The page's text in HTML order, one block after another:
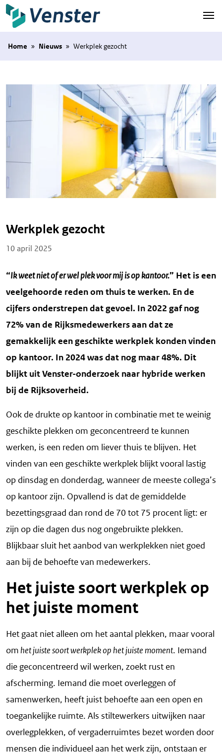
Naar hoofdinhoud
Home » Nieuws » Werkplek gezocht
Werkplek gezocht
Posted on
10 april 2025
“Ik weet niet of er wel plek voor mij is op kantoor.” Het is een
veelgehoorde reden om thuis te werken. En de
cijfers onderstrepen dat gevoel. In 2022 gaf nog
72% van de Rijksmedewerkers aan dat ze
gemakkelijk een geschikte werkplek konden vinden
op kantoor. In 2024 was dat nog maar 48%. Dit
blijkt uit Venster-onderzoek naar hybride werken
bij de Rijksoverheid.
Ook de drukte op kantoor in combinatie met te weinig
geschikte plekken om geconcentreerd te kunnen
werken, is een reden om liever thuis te blijven. Het
vinden van een geschikte werkplek blijkt vooral lastig
op dinsdag en donderdag, wanneer de meeste collega’s
op kantoor zijn. Opvallend is dat de gemiddelde
bezettingsgraad dan rond de 70 tot 75 procent ligt: er
zijn op die dagen dus nog ongebruikte plekken.
Blijkbaar sluit het aanbod van werkplekken niet goed
aan bij de behoefte van medewerkers.
Het juiste soort werkplek op
het juiste moment
Het gaat niet alleen om het aantal plekken, maar vooral
om het juiste soort werkplek op het juiste moment. Iemand
die geconcentreerd wil werken, zoekt rust en
afscherming. Iemand die moet overleggen of
samenwerken, heeft juist behoefte aan een open en
toegankelijke ruimte. Als stiltewerkers uitwijken naar
overlegplekken, of vergaderruimtes bezet worden door
mensen die individueel aan het werk zijn, ontstaan er